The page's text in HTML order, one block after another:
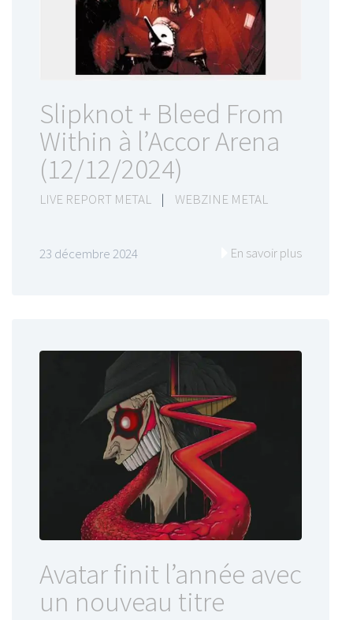
Slipknot + Bleed From
Within à l’Accor Arena
(12/12/2024)
LIVE REPORT METAL | WEBZINE METAL
23 décembre 2024 En savoir plus
Avatar finit l’année avec
un nouveau titre